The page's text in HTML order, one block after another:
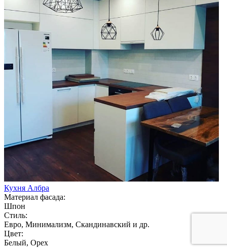
Кухня Албра
Материал фасада:
Шпон
Стиль:
Евро, Минимализм, Скандинавский и др.
Цвет:
Белый, Орех